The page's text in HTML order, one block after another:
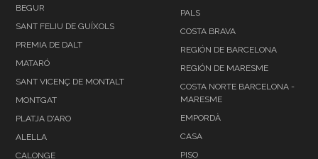
BEGUR
SANT FELIU DE GUÍXOLS
PREMIA DE DALT
MATARÓ
SANT VICENÇ DE MONTALT
MONTGAT
PLATJA D'ARO
ALELLA
CALONGE
PALS
COSTA BRAVA
REGIÓN DE BARCELONA
REGIÓN DE MARESME
COSTA NORTE BARCELONA -
MARESME
EMPORDÀ
CASA
PISO